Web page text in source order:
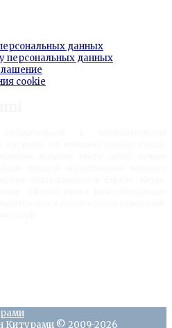
данных
персональных данных
cookie
Китурами © 2009-2026